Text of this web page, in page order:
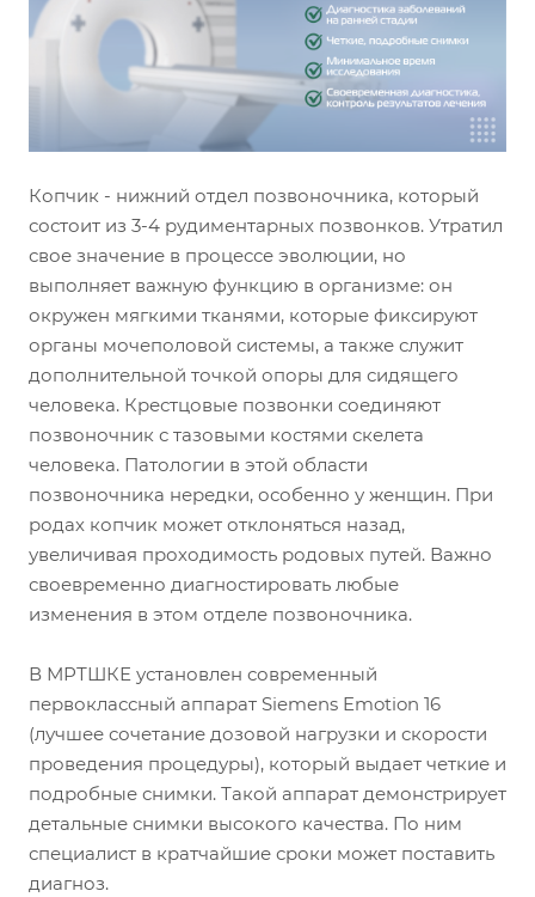
Копчик - нижний отдел позвоночника, который
состоит из 3-4 рудиментарных позвонков. Утратил
свое значение в процессе эволюции, но
выполняет важную функцию в организме: он
окружен мягкими тканями, которые фиксируют
органы мочеполовой системы, а также служит
дополнительной точкой опоры для сидящего
человека. Крестцовые позвонки соединяют
позвоночник с тазовыми костями скелета
человека. Патологии в этой области
позвоночника нередки, особенно у женщин. При
родах копчик может отклоняться назад,
увеличивая проходимость родовых путей. Важно
своевременно диагностировать любые
изменения в этом отделе позвоночника.
В МРТШКЕ установлен современный
первоклассный аппарат Siemens Emotion 16
(лучшее сочетание дозовой нагрузки и скорости
проведения процедуры), который выдает четкие и
подробные снимки. Такой аппарат демонстрирует
детальные снимки высокого качества. По ним
специалист в кратчайшие сроки может поставить
диагноз.